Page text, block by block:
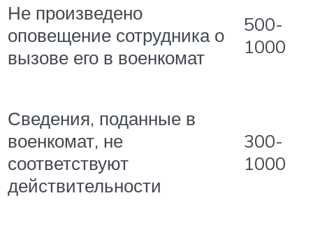
Не произведено
оповещение сотрудника о
вызове его в военкомат
500-
1000
Сведения, поданные в
военкомат, не
соответствуют
действительности
300-
1000